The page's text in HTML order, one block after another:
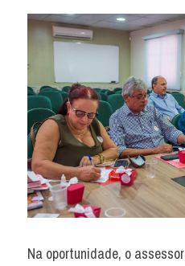
Na oportunidade, o